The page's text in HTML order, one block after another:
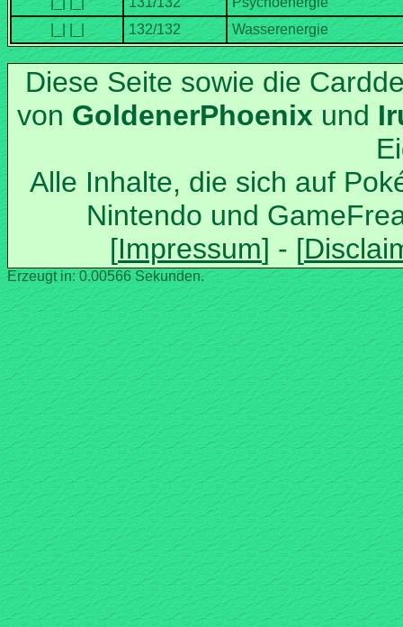
Diese Seite sowie die
von
und
Alle Inhalte, die sich auf
Nintendo und
Erzeugt in: 0.00566 Sekunden.